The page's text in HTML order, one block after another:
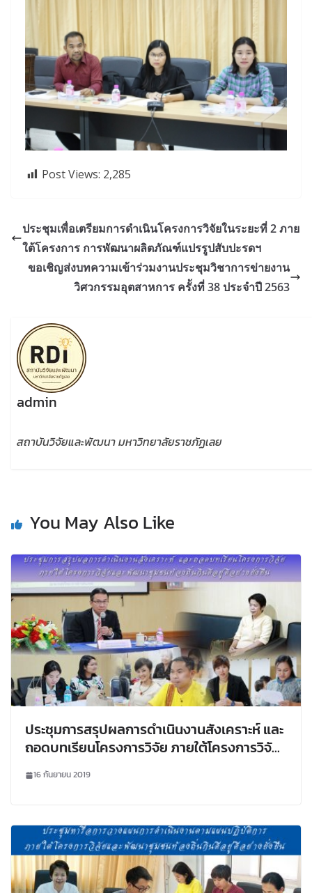
Post Views: 2,285
ประชุมเพื่อเตรียมการดำเนินโครงการวิจัยในระยะที่ 2 ภาย
ใต้โครงการ การพัฒนาผลิตภัณฑ์แปรรูปสับปะรดฯ
ขอเชิญส่งบทความเข้าร่วมงานประชุมวิชาการข่ายงาน
วิศวกรรมอุตสาหการ ครั้งที่ 38 ประจำปี 2563
admin
สถาบันวิจัยและพัฒนา มหาวิทยาลัยราชภัฏเลย
You May Also Like
ประชุมการสรุปผลการดำเนินงานสังเคราะห์ และ
ถอดบทเรียนโครงการวิจัย ภายใต้โครงการวิจัย
และพัฒนาชุมชนท้องถิ่นกินดีอยู่ดีอย่างยั่งยืน
16 กันยายน 2019